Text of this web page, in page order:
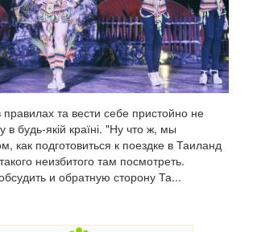
правилах та вести себе пристойно не
в будь-якій країні. "Ну что ж, мы
как подготовиться к поездке в Таиланд
неизбитого там посмотреть.
и обратную сторону Та...